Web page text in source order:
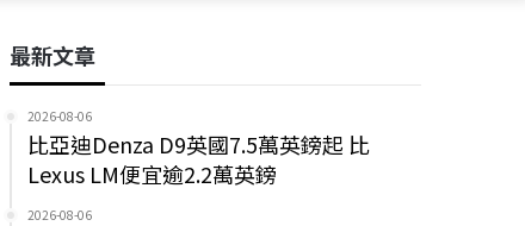
最新文章
2026-08-06
比亞迪Denza D9英國7.5萬英鎊起 比
Lexus LM便宜逾2.2萬英鎊
2026-08-06